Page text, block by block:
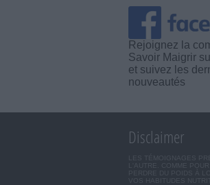
Rejoignez la
Savoir Maigrir
et suivez les
nouveautés
Disclaimer
LES TÉMOIGNAGES
L'AUTRE. COMME
PERDRE DU POIDS À
VOS HABITUDES